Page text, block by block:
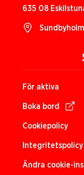
För aktiva
Boka bord
Cookiepolicy
Integritetspolicy
Ändra cookie-
635 08